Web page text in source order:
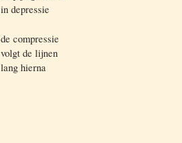
in depressie
de compressie
volgt de lijnen
lang hierna